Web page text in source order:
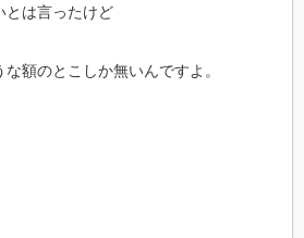
とは言ったけど
額のとこしか無いんですよ。